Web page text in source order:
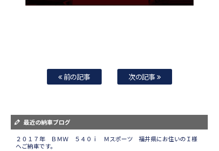
前の記事 次の記事
最近の納車ブログ
２０１７年 ＢＭＷ ５４０ｉ Ｍスポーツ 福井県にお住いのＩ様
へご納車です。